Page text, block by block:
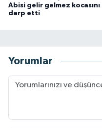
Abisi gelir gelmez kocasını
darp etti
Yorumlar